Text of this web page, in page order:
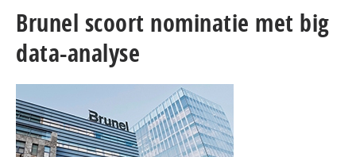
Brunel scoort nominatie met big
data-analyse